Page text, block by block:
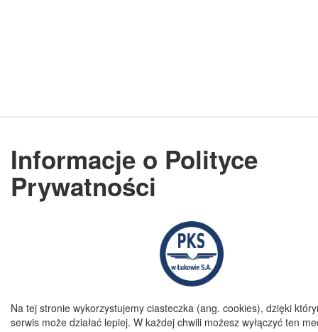
Informacje o Polityce
Prywatności
Na tej stronie wykorzystujemy ciasteczka (ang. cookies), dzięki
serwis może działać lepiej. W każdej chwili możesz wyłączyć ten